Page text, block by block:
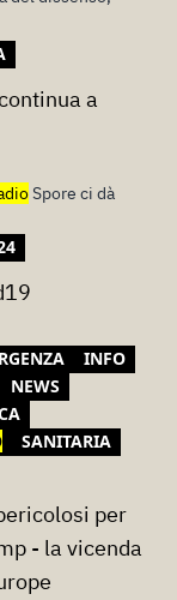
a
Spore ci dà
INFO
NEWS
SANITARIA
per
- la vicenda